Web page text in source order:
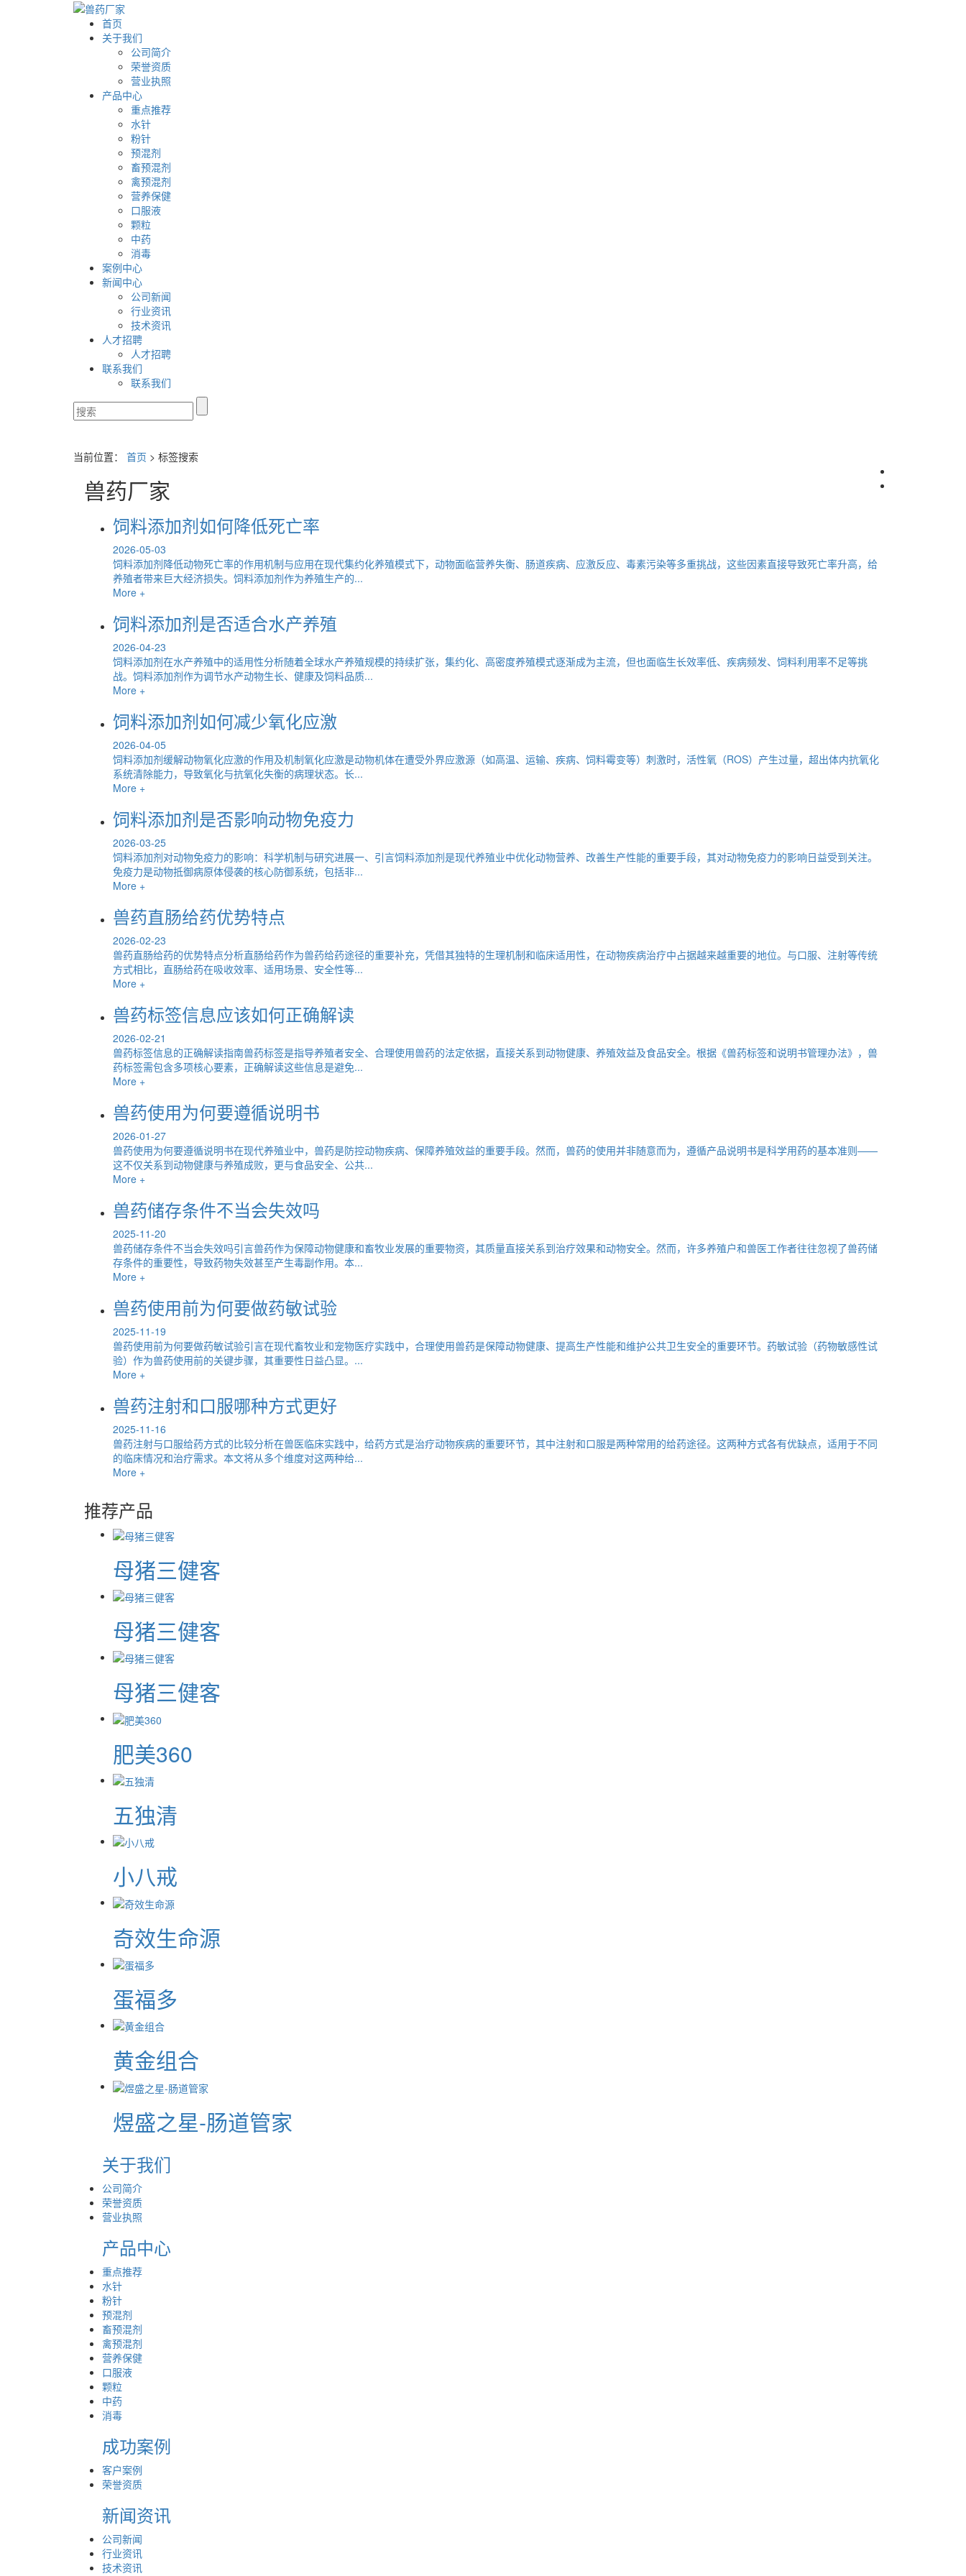
首页
关于我们
公司简介
荣誉资质
营业执照
产品中心
重点推荐
水针
粉针
预混剂
畜预混剂
禽预混剂
营养保健
口服液
颗粒
中药
消毒
案例中心
新闻中心
公司新闻
行业资讯
技术资讯
人才招聘
人才招聘
联系我们
联系我们
当前位置： 首页 > 标签搜索
兽药厂家
饲料添加剂如何降低死亡率
2026-05-03
饲料添加剂降低动物死亡率的作用机制与应用在现代集约化养殖模式下，动物面临营养失衡、肠道疾病、应激反应、毒素污染等多重挑战，这些因素直接导致死亡率升高，给
养殖者带来巨大经济损失。饲料添加剂作为养殖生产的...
More +
饲料添加剂是否适合水产养殖
2026-04-23
饲料添加剂在水产养殖中的适用性分析随着全球水产养殖规模的持续扩张，集约化、高密度养殖模式逐渐成为主流，但也面临生长效率低、疾病频发、饲料利用率不足等挑
战。饲料添加剂作为调节水产动物生长、健康及饲料品质...
More +
饲料添加剂如何减少氧化应激
2026-04-05
饲料添加剂缓解动物氧化应激的作用及机制氧化应激是动物机体在遭受外界应激源（如高温、运输、疾病、饲料霉变等）刺激时，活性氧（ROS）产生过量，超出体内抗氧化
系统清除能力，导致氧化与抗氧化失衡的病理状态。长...
More +
饲料添加剂是否影响动物免疫力
2026-03-25
饲料添加剂对动物免疫力的影响：科学机制与研究进展一、引言饲料添加剂是现代养殖业中优化动物营养、改善生产性能的重要手段，其对动物免疫力的影响日益受到关注。
免疫力是动物抵御病原体侵袭的核心防御系统，包括非...
More +
兽药直肠给药优势特点
2026-02-23
兽药直肠给药的优势特点分析直肠给药作为兽药给药途径的重要补充，凭借其独特的生理机制和临床适用性，在动物疾病治疗中占据越来越重要的地位。与口服、注射等传统
方式相比，直肠给药在吸收效率、适用场景、安全性等...
More +
兽药标签信息应该如何正确解读
2026-02-21
兽药标签信息的正确解读指南兽药标签是指导养殖者安全、合理使用兽药的法定依据，直接关系到动物健康、养殖效益及食品安全。根据《兽药标签和说明书管理办法》，兽
药标签需包含多项核心要素，正确解读这些信息是避免...
More +
兽药使用为何要遵循说明书
2026-01-27
兽药使用为何要遵循说明书在现代养殖业中，兽药是防控动物疾病、保障养殖效益的重要手段。然而，兽药的使用并非随意而为，遵循产品说明书是科学用药的基本准则——
这不仅关系到动物健康与养殖成败，更与食品安全、公共...
More +
兽药储存条件不当会失效吗
2025-11-20
兽药储存条件不当会失效吗引言兽药作为保障动物健康和畜牧业发展的重要物资，其质量直接关系到治疗效果和动物安全。然而，许多养殖户和兽医工作者往往忽视了兽药储
存条件的重要性，导致药物失效甚至产生毒副作用。本...
More +
兽药使用前为何要做药敏试验
2025-11-19
兽药使用前为何要做药敏试验引言在现代畜牧业和宠物医疗实践中，合理使用兽药是保障动物健康、提高生产性能和维护公共卫生安全的重要环节。药敏试验（药物敏感性试
验）作为兽药使用前的关键步骤，其重要性日益凸显。...
More +
兽药注射和口服哪种方式更好
2025-11-16
兽药注射与口服给药方式的比较分析在兽医临床实践中，给药方式是治疗动物疾病的重要环节，其中注射和口服是两种常用的给药途径。这两种方式各有优缺点，适用于不同
的临床情况和治疗需求。本文将从多个维度对这两种给...
More +
推荐产品
母猪三健客
母猪三健客
母猪三健客
肥美360
五独清
小八戒
奇效生命源
蛋福多
黄金组合
煜盛之星-肠道管家
关于我们
公司简介
荣誉资质
营业执照
产品中心
重点推荐
水针
粉针
预混剂
畜预混剂
禽预混剂
营养保健
口服液
颗粒
中药
消毒
成功案例
客户案例
荣誉资质
新闻资讯
公司新闻
行业资讯
技术资讯